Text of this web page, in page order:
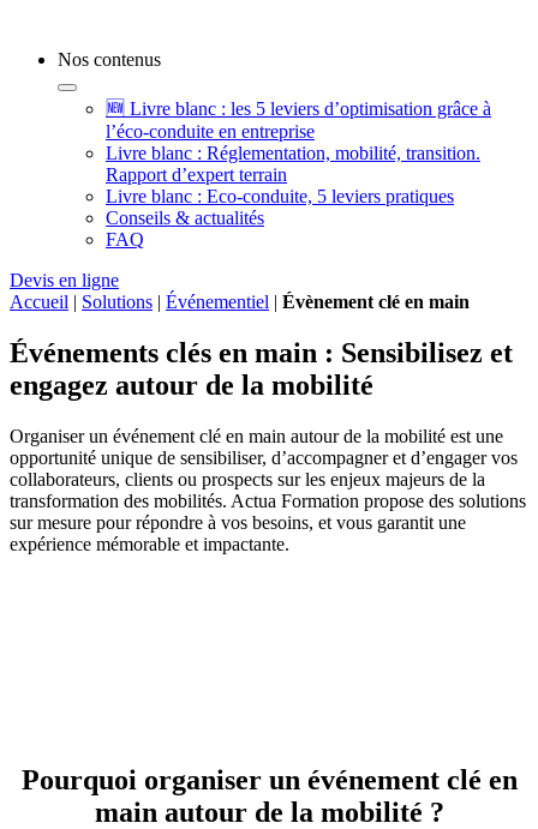
Nos contenus
🆕 Livre blanc : les 5 leviers d’optimisation grâce à
l’éco-conduite en entreprise
Livre blanc : Réglementation, mobilité, transition.
Rapport d’expert terrain
Livre blanc : Eco-conduite, 5 leviers pratiques
Conseils & actualités
FAQ
Devis en ligne
Accueil | Solutions | Événementiel | Évènement clé en main
Événements clés en main : Sensibilisez et
engagez autour de la mobilité
Organiser un événement clé en main autour de la mobilité est une
opportunité unique de sensibiliser, d’accompagner et d’engager vos
collaborateurs, clients ou prospects sur les enjeux majeurs de la
transformation des mobilités. Actua Formation propose des solutions
sur mesure pour répondre à vos besoins, et vous garantit une
expérience mémorable et impactante.
Pourquoi organiser un événement clé en
main autour de la mobilité ?